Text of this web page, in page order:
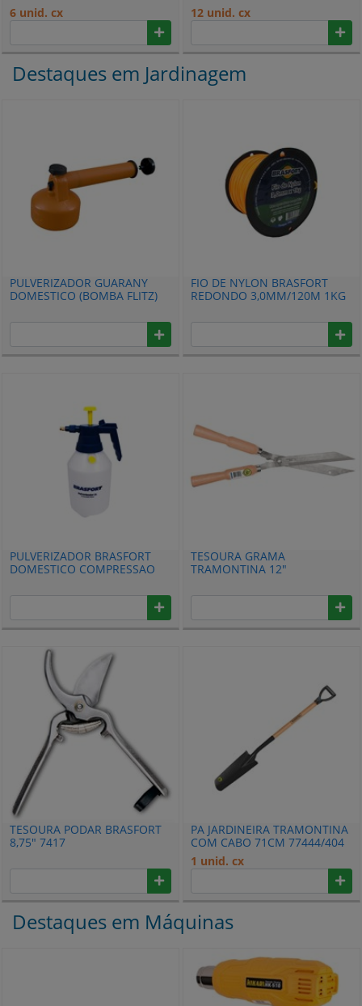
6 unid. cx
DESMONTADO 6010
12 unid. cx
Destaques em Jardinagem
PULVERIZADOR GUARANY
DOMESTICO (BOMBA FLITZ)
FIO DE NYLON BRASFORT
REDONDO 3,0MM/120M 1KG
PULVERIZADOR BRASFORT
DOMESTICO COMPRESSAO
TESOURA GRAMA
TRAMONTINA 12"
TESOURA PODAR BRASFORT
8,75" 7417
PA JARDINEIRA TRAMONTINA
COM CABO 71CM 77444/404
1 unid. cx
Destaques em Máquinas